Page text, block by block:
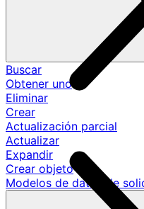
Buscar
Obtener uno
Eliminar
Crear
Actualización parcial
Actualizar
Expandir
Crear objeto
Modelos de datos de